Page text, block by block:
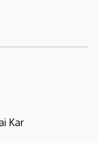
Kar